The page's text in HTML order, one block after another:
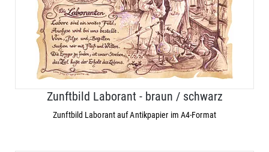
Zunftbild Laborant - braun / schwarz
Zunftbild Laborant auf Antikpapier im A4-Format